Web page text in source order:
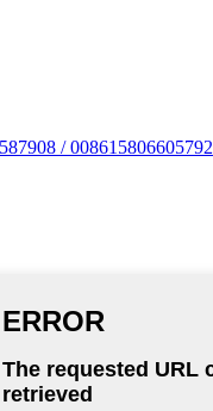
/ 008615806605792